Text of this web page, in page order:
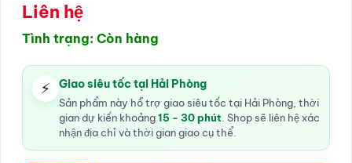
Liên hệ
Tình trạng: Còn hàng
⚡ Giao siêu tốc tại Hải Phòng
Sản phẩm này hỗ trợ giao siêu tốc tại Hải Phòng, thời
gian dự kiến khoảng15 - 30 phút . Shop sẽ liên hệ xác
nhận địa chỉ và thời gian giao cụ thể.